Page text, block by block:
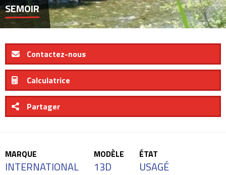
SEMOIR
Contactez-nous
Calculatrice
Partager
MARQUE
INTERNATIONAL
MODÈLE
13D
ÉTAT
USAGÉ